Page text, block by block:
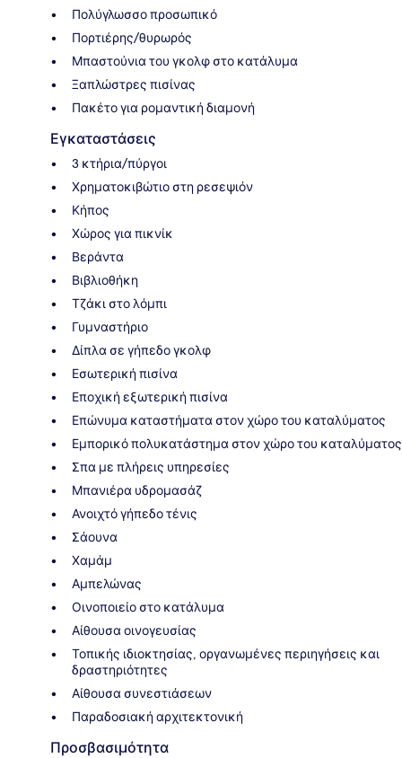
Πολύγλωσσο προσωπικό
Πορτιέρης/θυρωρός
Μπαστούνια του γκολφ στο κατάλυμα
Ξαπλώστρες πισίνας
Πακέτο για ρομαντική διαμονή
Εγκαταστάσεις
3 κτήρια/πύργοι
Χρηματοκιβώτιο στη ρεσεψιόν
Κήπος
Χώρος για πικνίκ
Βεράντα
Βιβλιοθήκη
Τζάκι στο λόμπι
Γυμναστήριο
Δίπλα σε γήπεδο γκολφ
Εσωτερική πισίνα
Εποχική εξωτερική πισίνα
Επώνυμα καταστήματα στον χώρο του καταλύματος
Εμπορικό πολυκατάστημα στον χώρο του καταλύματος
Σπα με πλήρεις υπηρεσίες
Μπανιέρα υδρομασάζ
Ανοιχτό γήπεδο τένις
Σάουνα
Χαμάμ
Αμπελώνας
Οινοποιείο στο κατάλυμα
Αίθουσα οινογευσίας
Τοπικής ιδιοκτησίας, οργανωμένες περιηγήσεις και
δραστηριότητες
Αίθουσα συνεστιάσεων
Παραδοσιακή αρχιτεκτονική
Προσβασιμότητα